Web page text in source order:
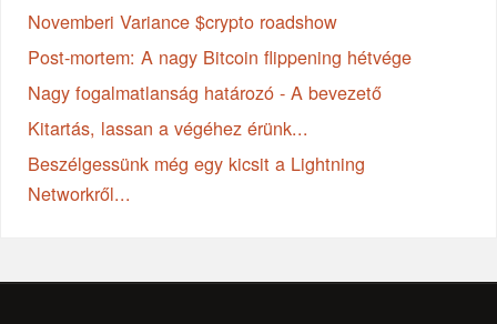
Novemberi Variance $crypto roadshow
Post-mortem: A nagy Bitcoin flippening hétvége
Nagy fogalmatlanság határozó - A bevezető
Kitartás, lassan a végéhez érünk...
Beszélgessünk még egy kicsit a Lightning
Networkről...